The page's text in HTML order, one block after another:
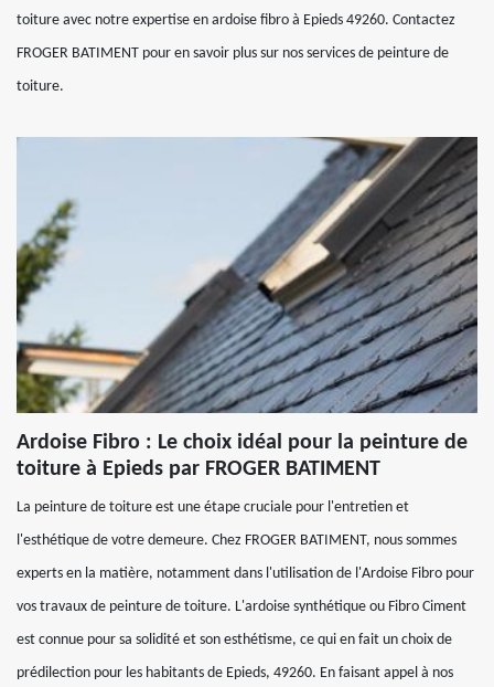
toiture avec notre expertise en ardoise fibro à Epieds 49260. Contactez
FROGER BATIMENT pour en savoir plus sur nos services de peinture de
toiture.
Ardoise Fibro : Le choix idéal pour la peinture de
toiture à Epieds par FROGER BATIMENT
La peinture de toiture est une étape cruciale pour l'entretien et
l'esthétique de votre demeure. Chez FROGER BATIMENT, nous sommes
experts en la matière, notamment dans l'utilisation de l'Ardoise Fibro pour
vos travaux de peinture de toiture. L'ardoise synthétique ou Fibro Ciment
est connue pour sa solidité et son esthétisme, ce qui en fait un choix de
prédilection pour les habitants de Epieds, 49260. En faisant appel à nos